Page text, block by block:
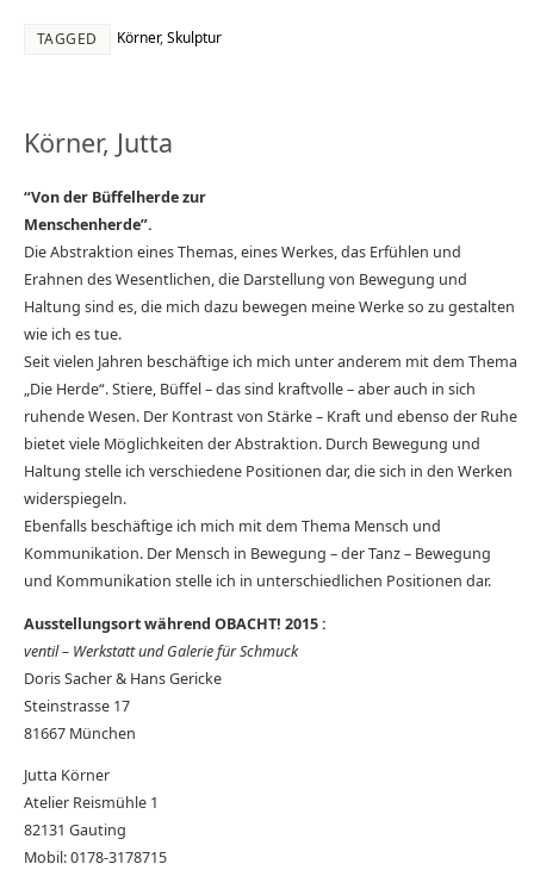
TAGGED Körner,Skulptur
Körner, Jutta
“Von der Büffelherde zur
Menschenherde”.
Die Abstraktion eines Themas, eines Werkes, das Erfühlen und
Erahnen des Wesentlichen, die Darstellung von Bewegung und
Haltung sind es, die mich dazu bewegen meine Werke so zu gestalten
wie ich es tue.
Seit vielen Jahren beschäftige ich mich unter anderem mit dem Thema
„Die Herde“. Stiere, Büffel – das sind kraftvolle – aber auch in sich
ruhende Wesen. Der Kontrast von Stärke – Kraft und ebenso der Ruhe
bietet viele Möglichkeiten der Abstraktion. Durch Bewegung und
Haltung stelle ich verschiedene Positionen dar, die sich in den Werken
widerspiegeln.
Ebenfalls beschäftige ich mich mit dem Thema Mensch und
Kommunikation. Der Mensch in Bewegung – der Tanz – Bewegung
und Kommunikation stelle ich in unterschiedlichen Positionen dar.
Ausstellungsort während OBACHT! 2015 :
ventil – Werkstatt und Galerie für Schmuck
Doris Sacher & Hans Gericke
Steinstrasse 17
81667 München
Jutta Körner
Atelier Reismühle 1
82131 Gauting
Mobil: 0178-3178715